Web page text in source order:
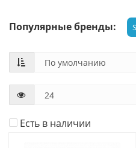
Популярные бренды:
Есть в наличии